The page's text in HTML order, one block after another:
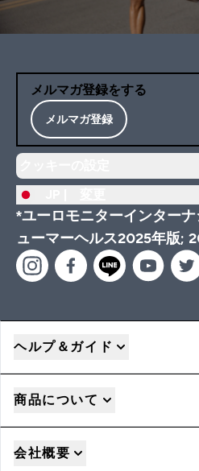
メルマガ登録をする
メルマガ登録
*ユーロモニターインター
ューマーヘルス2025年版;
ヘルプ＆ガイド
商品について
会社概要